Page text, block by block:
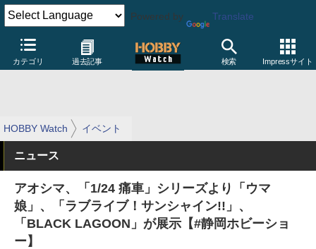
Powered by Translate
カテゴリ 過去記事 検索 Impressサイト
HOBBY Watch イベント
ニュース
アオシマ、「1/24 痛車」シリーズより「ウマ
娘」、「ラブライブ！サンシャイン!!」、
「BLACK LAGOON」が展示【#静岡ホビーショ
ー】